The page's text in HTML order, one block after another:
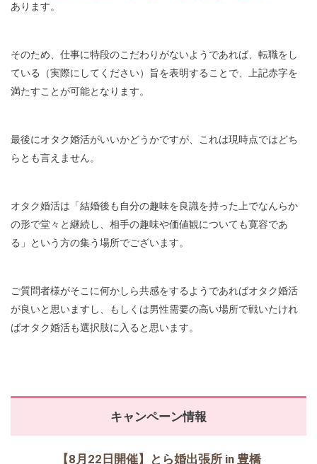
あります。
そのため、仕事に特段のこだわりがないようであれば、転職をし
ている（実際にしてください）旨を表明することで、上記赤字を
満たすことが可能となります。
最後にオタク婚活がいいかどうかですが、これは現時点ではどち
らとも言えません。
オタク婚活は「結婚後も自分の趣味を良識を持った上でなんらか
の形で堂々と継続し、相手の趣味や価値観についても寛容であ
る」という方の集う場所でございます。
ご質問者様がそこに何かしら共感をするようであればオタク婚活
が良いと思いますし、もしくは男性需要の高い場所で戦いたけれ
ばオタク婚活も選択肢に入ると思います。
キャンペーン情報
【8月22日開催】とら婚出張所 in 豊橋